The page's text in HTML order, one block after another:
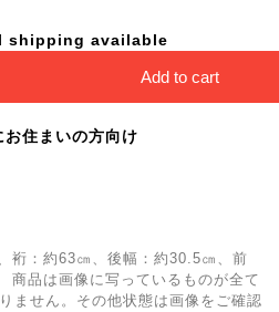
shipping available
Add to cart
お住まいの方向け
裄：約63㎝、後幅：約30.5㎝、前
品は画像に写っているものが全て
ません。その他状態は画像をご確認